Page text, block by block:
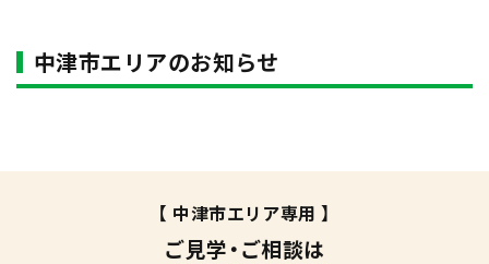
中津市エリアのお知らせ
【 中津市エリア専用 】
ご見学・ご相談は